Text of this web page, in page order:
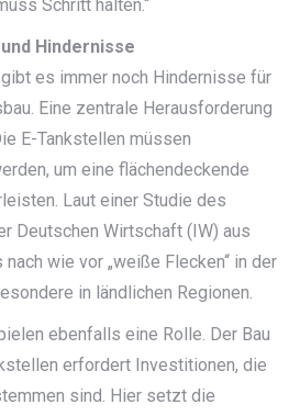
Schritt halten.“
Hindernisse
es immer noch Hindernisse für
Eine zentrale Herausforderung
E-Tankstellen müssen
um eine flächendeckende
Laut einer Studie des
Deutschen Wirtschaft (IW) aus
wie vor „weiße Flecken“ in der
in ländlichen Regionen.
ebenfalls eine Rolle. Der Bau
erfordert Investitionen, die
sind. Hier setzt die